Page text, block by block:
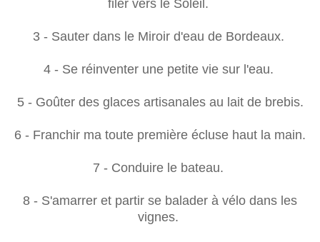
filer vers le Soleil.
3 - Sauter dans le Miroir d'eau de Bordeaux.
4 - Se réinventer une petite vie sur l'eau.
5 - Goûter des glaces artisanales au lait de brebis.
6 - Franchir ma toute première écluse haut la main.
7 - Conduire le bateau.
8 - S'amarrer et partir se balader à vélo dans les
vignes.